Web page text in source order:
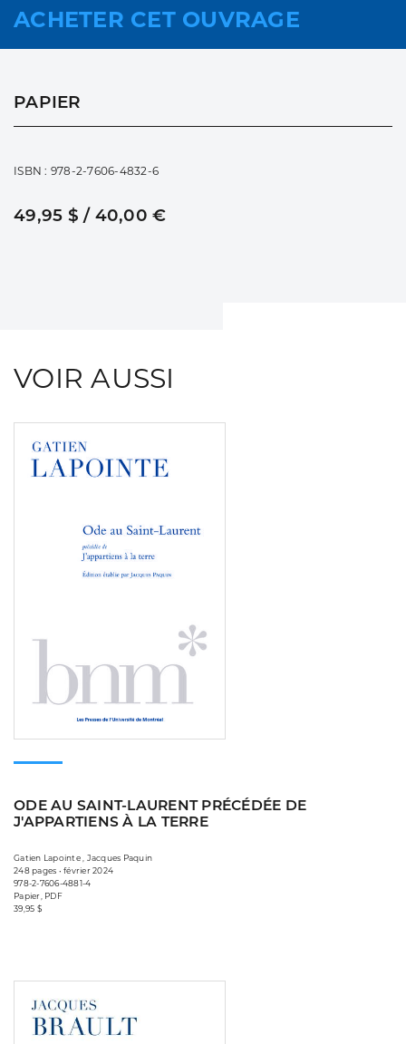
ACHETER CET OUVRAGE
PAPIER
ISBN : 978-2-7606-4832-6
49,95 $ / 40,00 €
VOIR AUSSI
ODE AU SAINT-LAURENT PRÉCÉDÉE DE
J'APPARTIENS À LA TERRE
Gatien Lapointe , Jacques Paquin
248 pages • février 2024
978-2-7606-4881-4
Papier, PDF
39,95 $